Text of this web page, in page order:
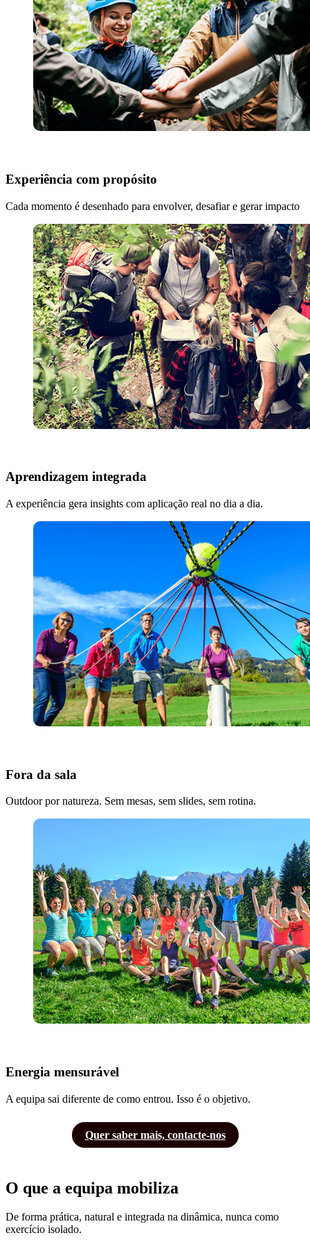
Experiência com propósito
Cada momento é desenhado para envolver, desafiar e gerar impacto
Aprendizagem integrada
A experiência gera insights com aplicação real no dia a dia.
Fora da sala
Outdoor por natureza. Sem mesas, sem slides, sem rotina.
Energia mensurável
A equipa sai diferente de como entrou. Isso é o objetivo.
Quer saber mais, contacte-nos
O que a equipa mobiliza
De forma prática, natural e integrada na dinâmica, nunca como
exercício isolado.